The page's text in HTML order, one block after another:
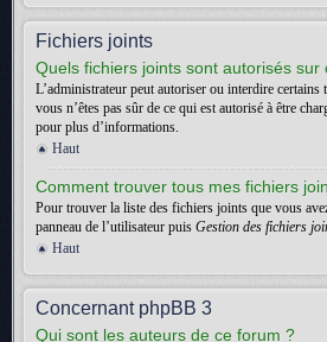
Fichiers joints
Quels fichiers joints sont autorisés sur
L’administrateur peut autoriser ou interdire
vous n’êtes pas sûr de ce qui est autorisé à être
pour plus d’informations.
Haut
Comment trouver tous mes fichiers
Pour trouver la liste des fichiers joints que vous
panneau de l’utilisateur puis Gestion des fichiers
Haut
Concernant phpBB 3
Qui sont les auteurs de ce forum ?